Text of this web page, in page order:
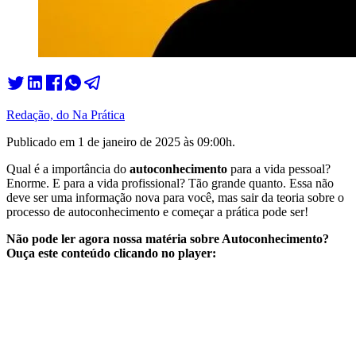
Redação, do Na Prática
Publicado em 1 de janeiro de 2025 às 09:00h.
Qual é a importância do autoconhecimento para a vida pessoal?
Enorme. E para a vida profissional? Tão grande quanto. Essa não
deve ser uma informação nova para você, mas sair da teoria sobre o
processo de autoconhecimento e começar a prática pode ser!
Não pode ler agora nossa matéria sobre Autoconhecimento?
Ouça este conteúdo clicando no player: